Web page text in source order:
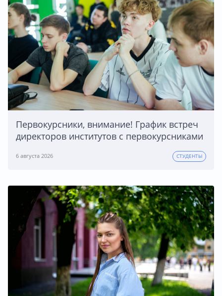
Первокурсники, внимание! График встреч
директоров институтов с первокурсниками
6 августа 2026 СТУДЕНТЫ